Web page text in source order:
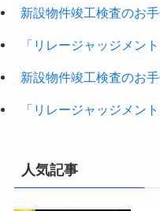
新設物件竣工検査のお
「リレージャッジメン
新設物件竣工検査のお
「リレージャッジメン
人気記事